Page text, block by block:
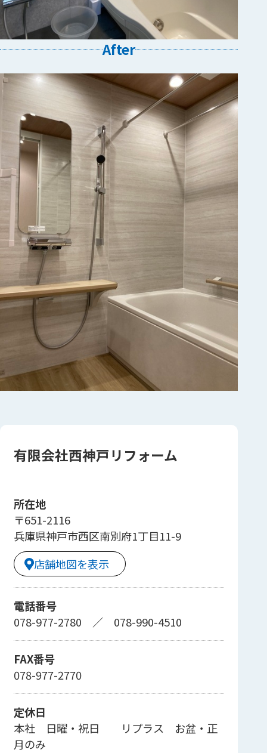
After
有限会社西神戸リフォーム
所在地
〒651-2116
兵庫県神戸市西区南別府1丁目11-9
店舗地図を表示
電話番号
078-977-2780 ／ 078-990-4510
FAX番号
078-977-2770
定休日
本社 日曜・祝日 リプラス お盆・正
月のみ